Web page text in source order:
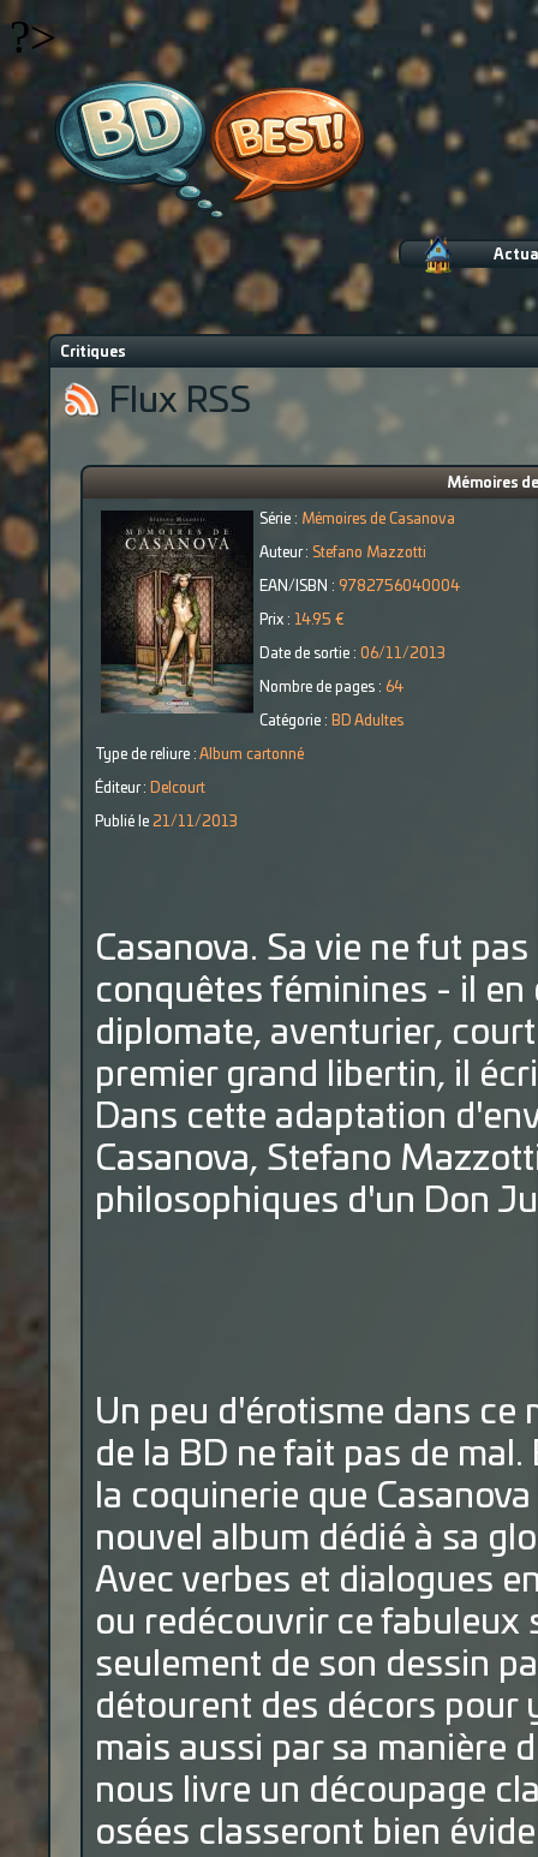
?>
Critiques
Flux RSS
Mémoires
Série : Mémoires de Casanova
Auteur : Stefano Mazzotti
EAN/ISBN : 9782756040004
Prix : 14.95 €
Date de sortie : 06/11/2013
Nombre de pages : 64
Catégorie : BD Adultes
Type de reliure : Album cartonné
Éditeur : Delcourt
Publié le 21/11/2013
Casanova. Sa vie ne fut
conquêtes féminines - il en
diplomate, aventurier,
premier grand libertin, il
Dans cette adaptation
Casanova, Stefano
philosophiques d'un Don
Un peu d'érotisme dans ce
de la BD ne fait pas de
la coquinerie que
nouvel album dédié à sa
Avec verbes et dialogues
ou redécouvrir ce fabuleux
seulement de son dessin
détourent des décors pour
mais aussi par sa manière
nous livre un découpage
osées classeront bien